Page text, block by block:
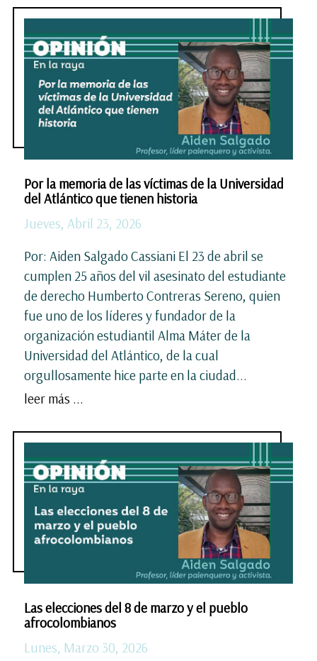
Por la memoria de las víctimas de la Universidad
del Atlántico que tienen historia
Jueves, Abril 23, 2026
Por: Aiden Salgado Cassiani El 23 de abril se
cumplen 25 años del vil asesinato del estudiante
de derecho Humberto Contreras Sereno, quien
fue uno de los líderes y fundador de la
organización estudiantil Alma Máter de la
Universidad del Atlántico, de la cual
orgullosamente hice parte en la ciudad...
leer más ...
Las elecciones del 8 de marzo y el pueblo
afrocolombianos
Lunes, Marzo 30, 2026